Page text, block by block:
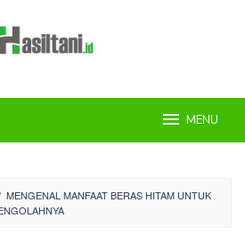
MENU
MENGENAL MANFAAT BERAS HITAM UNTUK